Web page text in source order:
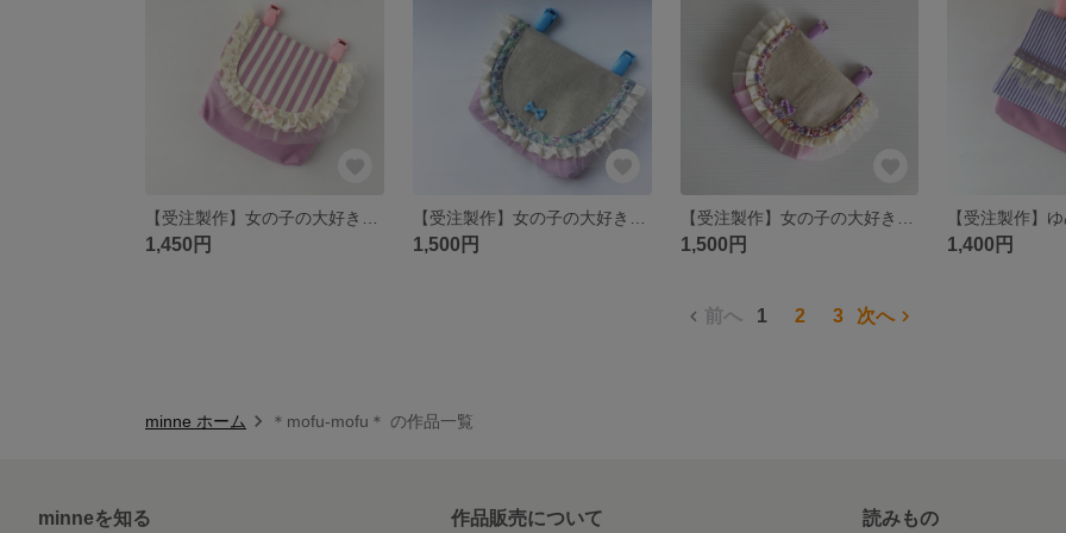
1,450円 1,500円 1,500円 1,400円
前へ 1 2 3 次へ
minne ホーム ＊mofu-mofu＊ の作品一覧
minneを知る 作品販売について 読みもの